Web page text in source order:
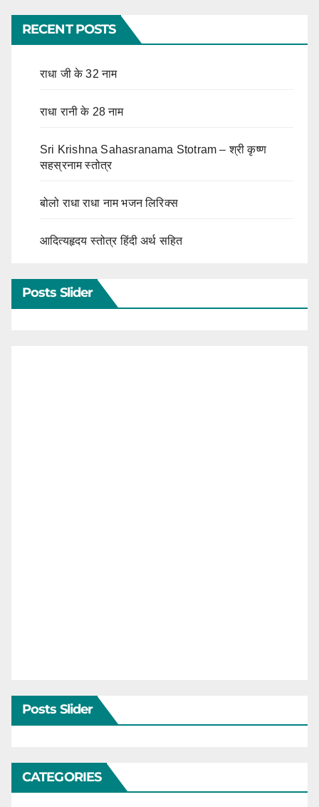
RECENT POSTS
राधा जी के 32 नाम
राधा रानी के 28 नाम
Sri Krishna Sahasranama Stotram – श्री कृष्ण
सहस्रनाम स्तोत्र
बोलो राधा राधा नाम भजन लिरिक्स
आदित्यहृदय स्तोत्र हिंदी अर्थ सहित
Posts Slider
Posts Slider
CATEGORIES